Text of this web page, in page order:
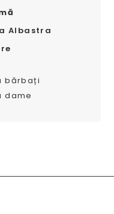
Albastra
bărbați
dame